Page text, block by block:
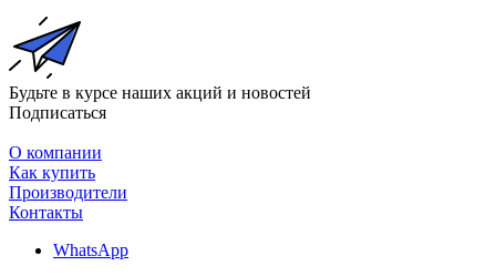
Будьте в курсе наших акций и новостей
Подписаться
О компании
Как купить
Производители
Контакты
WhatsApp